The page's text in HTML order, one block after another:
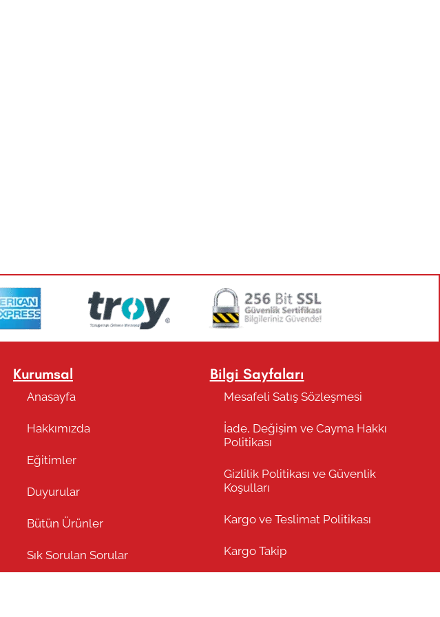
Kurumsal
Anasayfa
Hakkımızda
Eğitimler
Duyurular
Bütün Ürünler
Sık Sorulan Sorular
Bilgi Sayfaları
Mesafeli Satış Sözleşmesi
İade, Değişim ve Cayma Hakkı
Politikası
Gizlilik Politikası ve Güvenlik
Koşulları
Kargo ve Teslimat Politikası
Kargo Takip